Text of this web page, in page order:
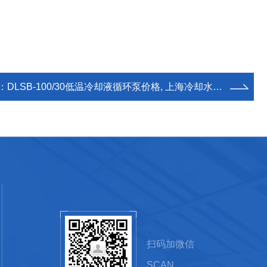
DLSB-100/30低温冷却液循环泵价格, 上海冷却水循环机,低温液循环机直销
扫码加微信
SCAN